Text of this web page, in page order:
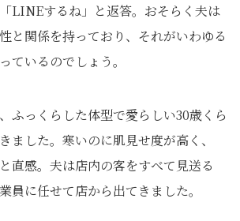
LINEするね」と返答。おそらく夫は
と関係を持っており、それがいわゆる
ているのでしょう。
ふっくらした体型で愛らしい30歳くら
ました。寒いのに肌見せ度が高く、
直感。夫は店内の客をすべて見送る
員に任せて店から出てきました。